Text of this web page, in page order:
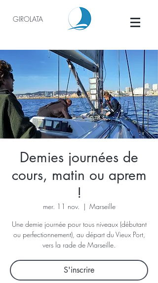
GIROLATA
Demies journées de
cours, matin ou aprem
!
mer. 11 nov.
  |
Marseille
Une demie journée pour tous niveaux (débutant
ou perfectionnement), au départ du Vieux Port,
vers la rade de Marseille.
S'inscrire